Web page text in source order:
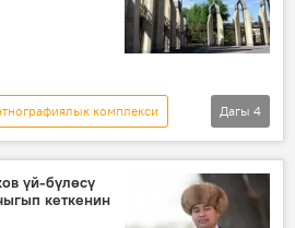
комплекси
долбоор
Дагы 4
үй-бүлөсү
кеткенин